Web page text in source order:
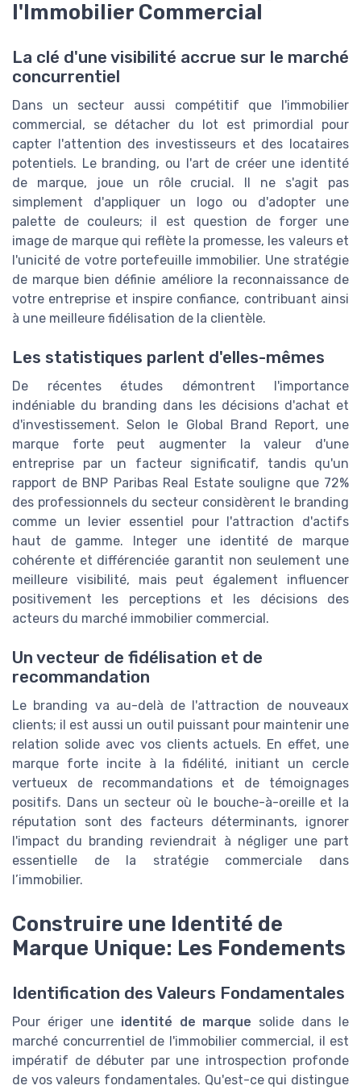
l'Immobilier Commercial
La clé d'une visibilité accrue sur le marché
concurrentiel
Dans un secteur aussi compétitif que l'immobilier
commercial, se détacher du lot est primordial pour
capter l'attention des investisseurs et des locataires
potentiels. Le branding, ou l'art de créer une identité
de marque, joue un rôle crucial. Il ne s'agit pas
simplement d'appliquer un logo ou d'adopter une
palette de couleurs; il est question de forger une
image de marque qui reflète la promesse, les valeurs et
l'unicité de votre portefeuille immobilier. Une stratégie
de marque bien définie améliore la reconnaissance de
votre entreprise et inspire confiance, contribuant ainsi
à une meilleure fidélisation de la clientèle.
Les statistiques parlent d'elles-mêmes
De récentes études démontrent l'importance
indéniable du branding dans les décisions d'achat et
d'investissement. Selon le Global Brand Report, une
marque forte peut augmenter la valeur d'une
entreprise par un facteur significatif, tandis qu'un
rapport de BNP Paribas Real Estate souligne que 72%
des professionnels du secteur considèrent le branding
comme un levier essentiel pour l'attraction d'actifs
haut de gamme. Integer une identité de marque
cohérente et différenciée garantit non seulement une
meilleure visibilité, mais peut également influencer
positivement les perceptions et les décisions des
acteurs du marché immobilier commercial.
Un vecteur de fidélisation et de
recommandation
Le branding va au-delà de l'attraction de nouveaux
clients; il est aussi un outil puissant pour maintenir une
relation solide avec vos clients actuels. En effet, une
marque forte incite à la fidélité, initiant un cercle
vertueux de recommandations et de témoignages
positifs. Dans un secteur où le bouche-à-oreille et la
réputation sont des facteurs déterminants, ignorer
l'impact du branding reviendrait à négliger une part
essentielle de la stratégie commerciale dans
l’immobilier.
Construire une Identité de
Marque Unique: Les Fondements
Identification des Valeurs Fondamentales
Pour ériger une identité de marque solide dans le
marché concurrentiel de l'immobilier commercial, il est
impératif de débuter par une introspection profonde
de vos valeurs fondamentales. Qu'est-ce qui distingue